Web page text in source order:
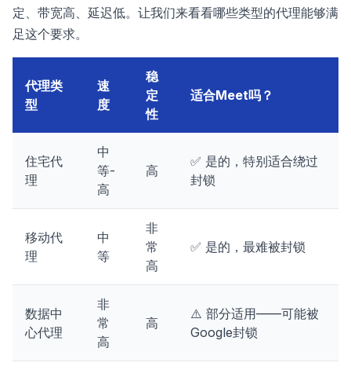
定、带宽高、延迟低。让我们来看看哪些类型的代理能够满
足这个要求。
代理类
型
速
度
稳
定
性
适合Meet吗？
住宅代
理
中
等-
高
高
✅ 是的，特别适合绕过
封锁
移动代
理
中
等
非
常
高
✅ 是的，最难被封锁
数据中
心代理
非
常
高
高
⚠️ 部分适用——可能被
Google封锁